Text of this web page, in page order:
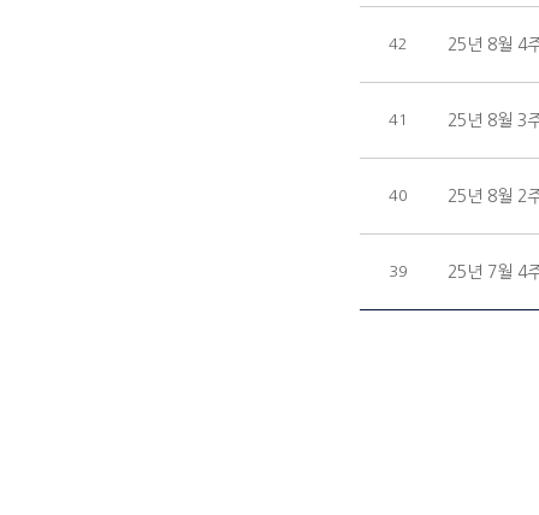
42 25년 8월 4
41 25년 8월 3
40 25년 8월 2
39 25년 7월 4